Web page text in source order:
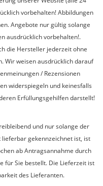
vorbehalten! Abbildungen
Angebote nur gültig solange
ausdrücklich vorbehalten!.
die Hersteller jederzeit ohne
Wir weisen ausdrücklich darauf
/ Rezensionen
widerspiegeln und keinesfalls
Erfüllungsgehilfen darstellt!
und nur solange der
gekennzeichnet ist, ist
ab Antragsannahme durch
für Sie bestellt. Die Lieferzeit ist
des Lieferanten.